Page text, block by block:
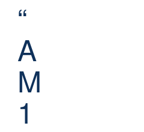
“
A
M
1